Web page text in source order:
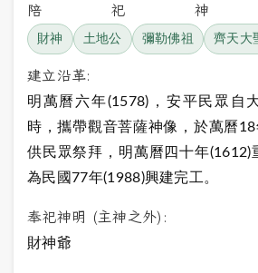
陪祀
財神 土地公 彌勒佛祖 齊天大
建立沿革:
明萬曆六年(1578)，安平民眾自
時，攜帶觀音菩薩神像，於萬曆
供民眾祭拜，明萬曆四十年(1612)
為民國77年(1988)興建完工。
奉祀神明 (主神之外):
財神爺